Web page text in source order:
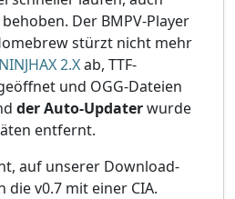
Der BMPV-Player
stürzt nicht mehr
NINJHAX 2.Xab, TTF-
und OGG-Dateien
der Auto-Updaterwurde
entfernt.
auf unserer Download-
v0.7 mit einer CIA.